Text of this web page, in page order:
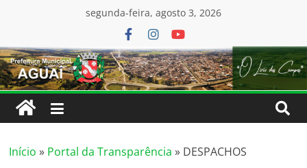
segunda-feira, agosto 3, 2026
Início » Portal da Transparência » DESPACHOS